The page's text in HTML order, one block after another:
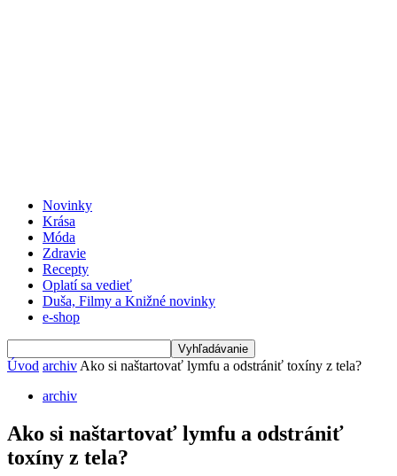
Novinky
Krása
Móda
Zdravie
Recepty
Oplatí sa vedieť
Duša, Filmy a Knižné novinky
e-shop
Úvod archiv Ako si naštartovať lymfu a odstrániť toxíny z tela?
archiv
Ako si naštartovať lymfu a odstrániť
toxíny z tela?